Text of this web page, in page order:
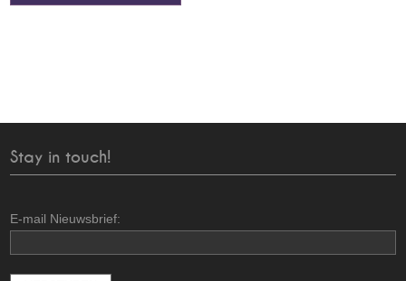
Stay in touch!
E-mail Nieuwsbrief: